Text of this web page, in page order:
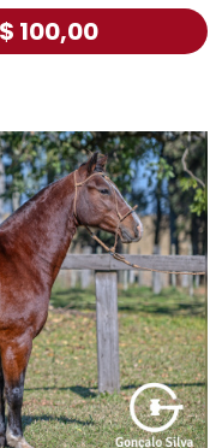
100,00